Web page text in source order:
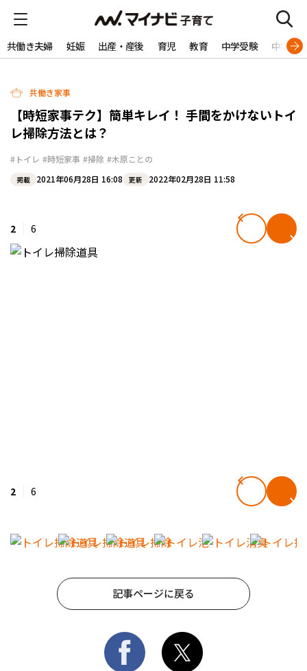
共働き夫婦 妊娠 出産・産後 育児 教育 中学受験 中学生
共働き家事
【時短家事テク】簡単キレイ！ 手間をかけないトイ
レ掃除方法とは？
#トイレ #時短家事 #掃除 #木原ことの
掲載 2021年06月28日 16:08 更新 2022年02月28日 11:58
2 6
2 6
記事ページに戻る